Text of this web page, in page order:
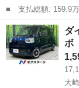
■ 支払総額: 159.9万円 ■ 車両本体価格： 1,507,000 円 ■ メーカ
ー名： ダイハツ
済未使用車 ガラス
ッド オ...
宮城 大崎市
ダ
ボ
大